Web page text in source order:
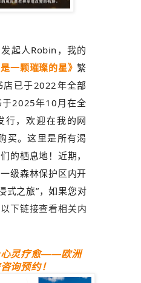
起人Robin，我的
一颗璀璨的星》繁
已于2022年全部
2025年10月在全
行，欢迎在我的网
买。这里是所有渴
的栖息地！近期，
级森林保护区内开
式之旅”，如果您对
下链接查看相关内
灵疗愈——欧洲
询预约！